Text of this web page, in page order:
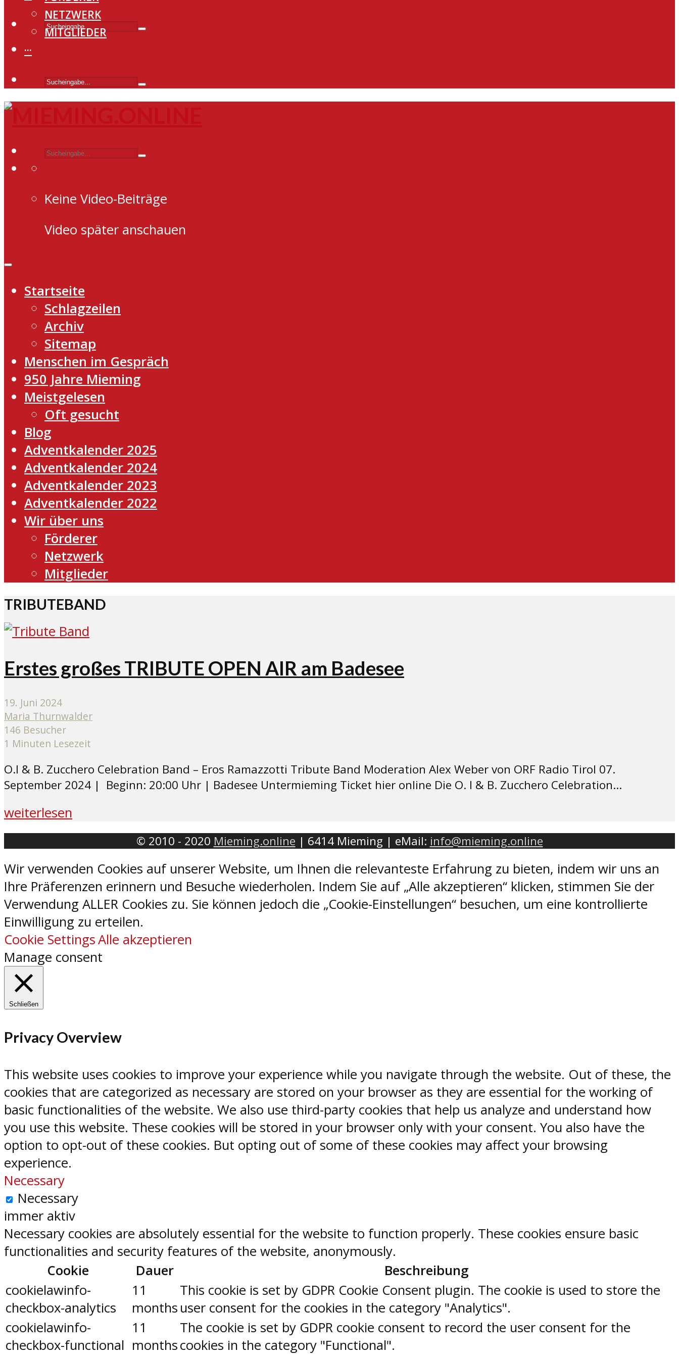
NETZWERK
MITGLIEDER
···
Keine Video-Beiträge
Video später anschauen
Startseite
Schlagzeilen
Archiv
Sitemap
Menschen im Gespräch
950 Jahre Mieming
Meistgelesen
Oft gesucht
Blog
Adventkalender 2025
Adventkalender 2024
Adventkalender 2023
Adventkalender 2022
Wir über uns
Förderer
Netzwerk
Mitglieder
TRIBUTEBAND
Erstes großes TRIBUTE OPEN AIR am Badesee
19. Juni 2024
Maria Thurnwalder
146 Besucher
1 Minuten Lesezeit
O.I & B. Zucchero Celebration Band – Eros Ramazzotti Tribute Band Moderation Alex Weber von ORF Radio Tirol 07.
September 2024 | Beginn: 20:00 Uhr | Badesee Untermieming Ticket hier online Die O. I & B. Zucchero Celebration...
weiterlesen
© 2010 - 2020 Mieming.online | 6414 Mieming | eMail: info@mieming.online
Wir verwenden Cookies auf unserer Website, um Ihnen die relevanteste Erfahrung zu bieten, indem wir uns an
Ihre Präferenzen erinnern und Besuche wiederholen. Indem Sie auf „Alle akzeptieren“ klicken, stimmen Sie der
Verwendung ALLER Cookies zu. Sie können jedoch die „Cookie-Einstellungen“ besuchen, um eine kontrollierte
Einwilligung zu erteilen.
Cookie SettingsAlle akzeptieren
Manage consent
Schließen
Privacy Overview
This website uses cookies to improve your experience while you navigate through the website. Out of these, the
cookies that are categorized as necessary are stored on your browser as they are essential for the working of
basic functionalities of the website. We also use third-party cookies that help us analyze and understand how
you use this website. These cookies will be stored in your browser only with your consent. You also have the
option to opt-out of these cookies. But opting out of some of these cookies may affect your browsing
experience.
Necessary
Necessary
immer aktiv
Necessary cookies are absolutely essential for the website to function properly. These cookies ensure basic
functionalities and security features of the website, anonymously.
Cookie
Dauer
Beschreibung
cookielawinfo-
checkbox-analytics
11
months
This cookie is set by GDPR Cookie Consent plugin. The cookie is used to store the
user consent for the cookies in the category "Analytics".
cookielawinfo-
checkbox-functional
11
months
The cookie is set by GDPR cookie consent to record the user consent for the
cookies in the category "Functional".